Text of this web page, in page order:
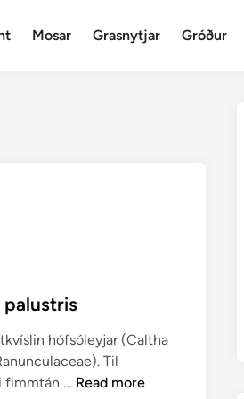
Mosar Grasnytjar Gróður
palustris
hófsóleyjar (Caltha
Til
fimmtán … H
Read more